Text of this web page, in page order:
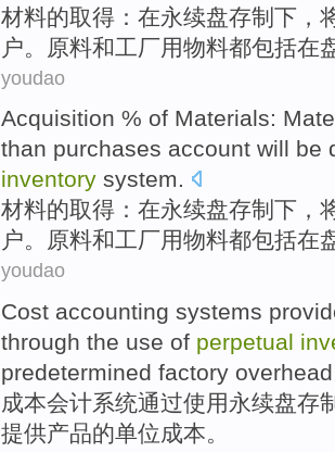
材料的取得 ：在永续盘存制 下 ，
户。
原料和工厂用物料都包括在
youdao
Acquisition % of Materials:
than purchases account will be
inventory system.
材料的取得 ：在永续盘存制 下 ，
户。
原料和工厂用物料都包括在
youdao
Cost accounting systems
through the use of perpetual
predetermined factory overhead
成本会计系统通过使用永续盘存
提供产品的单位成本。